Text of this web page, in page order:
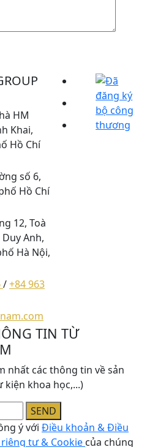
HM
Khai,
Hồ Chí
số 6,
Hồ Chí
12, Toà
Anh,
Hà Nội,
/+84 963
TIN TỪ
nhất các thông tin về sản
kiện khoa học,...)
SEND
ý với Điều khoản & Điều
tư & Cookie của chúng